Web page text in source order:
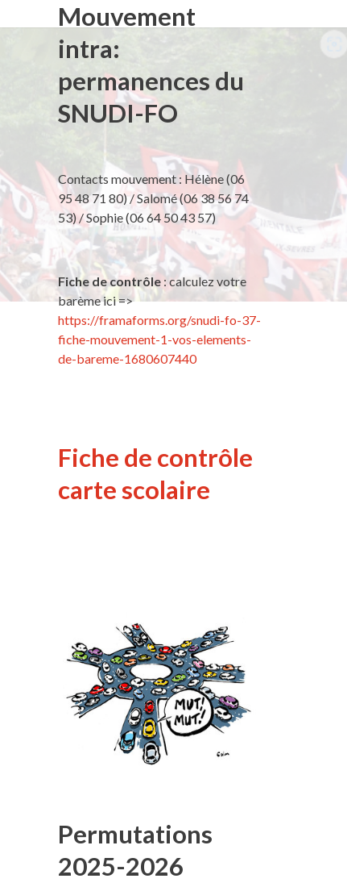
Mouvement
intra:
permanences du
SNUDI-FO
Contacts mouvement : Hélène (06
95 48 71 80) / Salomé (06 38 56 74
53) / Sophie (06 64 50 43 57)
Fiche de contrôle: calculez votre
barème ici =>
https://framaforms.org/snudi-fo-37-
fiche-mouvement-1-vos-elements-
de-bareme-1680607440
Fiche de contrôle
carte scolaire
Permutations
2025-2026